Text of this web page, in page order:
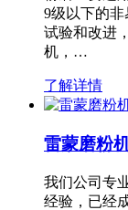
9级以下的
试验和改进
机，…
了解详情
雷蒙磨粉
我们公司专
经验，已经